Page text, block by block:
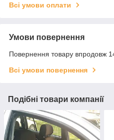
Всі умови оплати
Умови повернення
Повернення товару впродовж
Всі умови повернення
Подібні товари компанії